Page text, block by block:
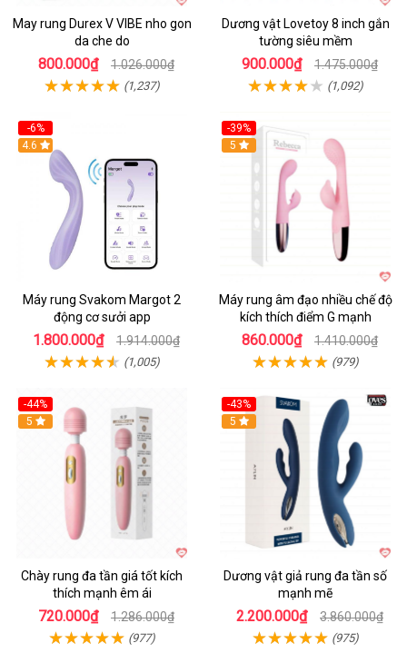
May rung Durex V VIBE nho gon
da che do
800.000₫ 1.026.000₫
(1,237)
Dương vật Lovetoy 8 inch gắn
tường siêu mềm
900.000₫ 1.475.000₫
(1,092)
-6%
4.6
Máy rung Svakom Margot 2
động cơ sưởi app
1.800.000₫ 1.914.000₫
(1,005)
-39%
Hot
5
Máy rung âm đạo nhiều chế độ
kích thích điểm G mạnh
860.000₫ 1.410.000₫
(979)
-44%
Hot
5
Chày rung đa tần giá tốt kích
thích mạnh êm ái
720.000₫ 1.286.000₫
(977)
-43%
Hot
5
Dương vật giả rung đa tần số
mạnh mẽ
2.200.000₫ 3.860.000₫
(975)